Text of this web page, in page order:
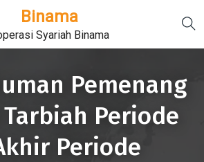
Binama
Syariah Binama
Pemenang
Periode
Periode